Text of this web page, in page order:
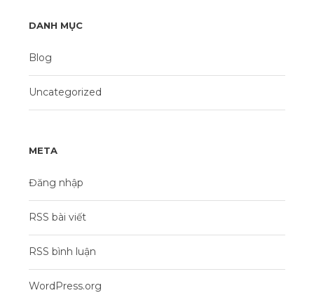
DANH MỤC
Blog
Uncategorized
META
Đăng nhập
RSS bài viết
RSS bình luận
WordPress.org